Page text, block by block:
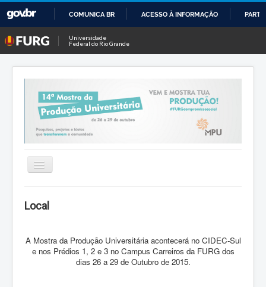
O
CONTEÚDO
COMUNICA BR ACESSO À INFORMAÇÃO
Universidade
Federal do Rio Grande
Alternar
Contato 14ª MPU
Local
A Mostra da Produção Universitária acontecerá no CIDEC-Sul
e nos Prédios 1, 2 e 3 no Campus Carreiros da FURG dos
dias 26 a 29 de Outubro de 2015.